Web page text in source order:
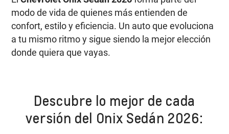
modo de vida de quienes más entienden de
confort, estilo y eficiencia. Un auto que evoluciona
a tu mismo ritmo y sigue siendo la mejor elección
donde quiera que vayas.
Descubre lo mejor de cada
versión del Onix Sedán 2026: